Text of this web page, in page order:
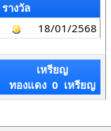
รางวัล
18/01/2568
เหรียญ
ทองแดง 0 เหรียญ